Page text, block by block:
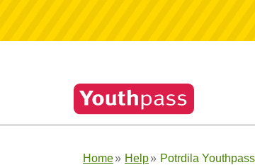
Home Help Potrdila Youthpass